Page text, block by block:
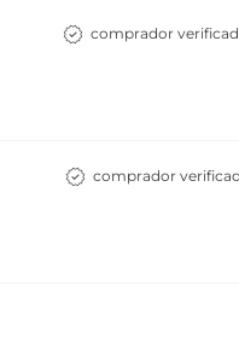
comprador
comprador